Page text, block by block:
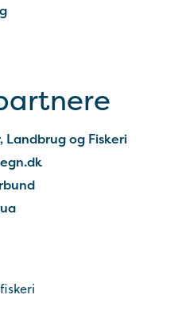
og Fiskeri